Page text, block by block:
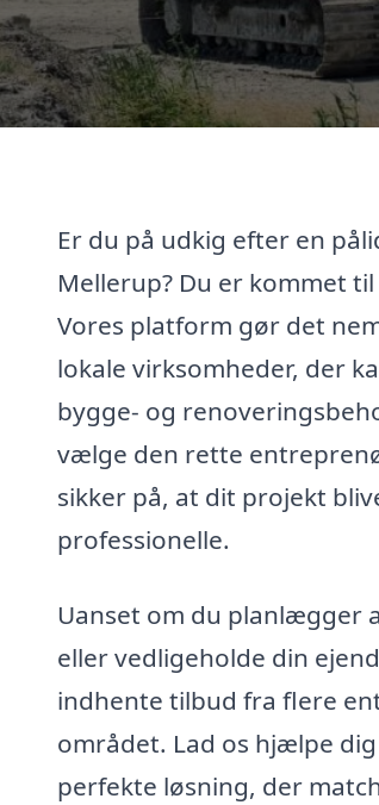
Er du på udkig efter en
Mellerup? Du er kommet
Vores platform gør det
lokale virksomheder, der
bygge- og
vælge den rette
sikker på, at dit projekt
professionelle.
Uanset om du planlægger
eller vedligeholde din
indhente tilbud fra flere
området. Lad os hjælpe
perfekte løsning, der